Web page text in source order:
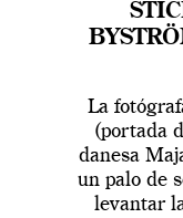
La
(portada
danesa
un palo de
levantar